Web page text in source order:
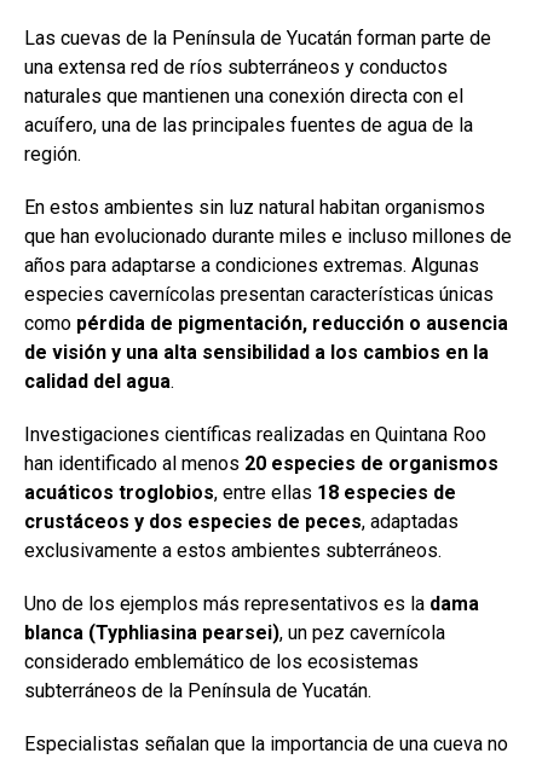
Las cuevas de la Península de Yucatán forman parte de
una extensa red de ríos subterráneos y conductos
naturales que mantienen una conexión directa con el
acuífero, una de las principales fuentes de agua de la
región.
En estos ambientes sin luz natural habitan organismos
que han evolucionado durante miles e incluso millones de
años para adaptarse a condiciones extremas. Algunas
especies cavernícolas presentan características únicas
como pérdida de pigmentación, reducción o ausencia
de visión y una alta sensibilidad a los cambios en la
calidad del agua.
Investigaciones científicas realizadas en Quintana Roo
han identificado al menos 20 especies de organismos
acuáticos troglobios, entre ellas 18 especies de
crustáceos y dos especies de peces, adaptadas
exclusivamente a estos ambientes subterráneos.
Uno de los ejemplos más representativos es la dama
blanca (Typhliasina pearsei), un pez cavernícola
considerado emblemático de los ecosistemas
subterráneos de la Península de Yucatán.
Especialistas señalan que la importancia de una cueva no